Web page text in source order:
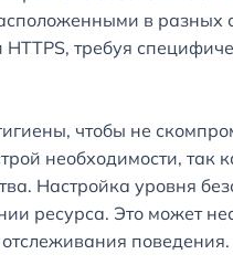
в разных
требуя
чтобы не
необходимости, так
Настройка уровня
ресурса. Это может
поведения.